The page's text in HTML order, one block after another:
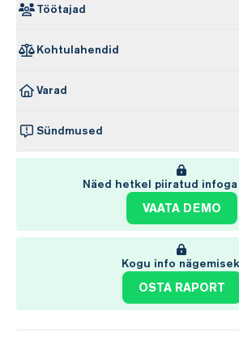
Töötajad
Kohtulahendid
Varad
Sündmused
Näed hetkel piiratud
VAATA DEMO
Kogu info
OSTA RAPORT